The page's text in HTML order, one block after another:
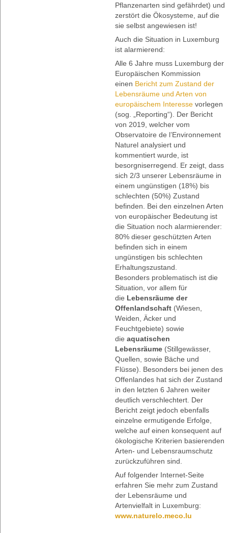
Pflanzenarten sind gefährdet) und
zerstört die Ökosysteme, auf die
sie selbst angewiesen ist!
Auch die Situation in Luxemburg
ist alarmierend:
Alle 6 Jahre muss Luxemburg der
Europäischen Kommission
einen Bericht zum Zustand der
Lebensräume und Arten von
europäischem Interesse vorlegen
(sog. „Reporting“). Der Bericht
von 2019, welcher vom
Observatoire de l’Environnement
Naturel analysiert und
kommentiert wurde, ist
besorgniserregend. Er zeigt, dass
sich 2/3 unserer Lebensräume in
einem ungünstigen (18%) bis
schlechten (50%) Zustand
befinden. Bei den einzelnen Arten
von europäischer Bedeutung ist
die Situation noch alarmierender:
80% dieser geschützten Arten
befinden sich in einem
ungünstigen bis schlechten
Erhaltungszustand.
Besonders problematisch ist die
Situation, vor allem für
die Lebensräume der
Offenlandschaft (Wiesen,
Weiden, Äcker und
Feuchtgebiete) sowie
die aquatischen
Lebensräume (Stillgewässer,
Quellen, sowie Bäche und
Flüsse). Besonders bei jenen des
Offenlandes hat sich der Zustand
in den letzten 6 Jahren weiter
deutlich verschlechtert. Der
Bericht zeigt jedoch ebenfalls
einzelne ermutigende Erfolge,
welche auf einen konsequent auf
ökologische Kriterien basierenden
Arten- und Lebensraumschutz
zurückzuführen sind.
Auf folgender Internet-Seite
erfahren Sie mehr zum Zustand
der Lebensräume und
Artenvielfalt in Luxemburg:
www.naturelo.meco.lu